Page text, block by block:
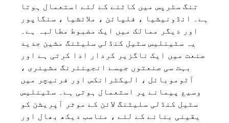
تنگ سٹرپس میں کاٹنے کے لئے استعمال ہوتا
ہے۔ انڈونیشیا ، فلپائن ، ملائشیا ، سنگاپور
اور دیگر ممالک میں ایک مضبوط مطالبہ ہے۔
یہ سٹینلیس سٹیل کنڈلی سلیٹنگ مشین جدید
صنعت میں ایک ناگزیر کردار ادا کرتی ہے اور
بہت سی صنعتوں جیسے انجینئرنگ مشینری ،
آٹوموبائل ، الیکٹرانکس اور فرنیچر میں
وسیع پیمانے پر استعمال ہوتی ہے۔ سٹینلیس
سٹیل کنڈلی سلیٹنگ لائن کے موثر آپریشن کو
یقینی بنانے کے لئے ، مناسب دیکھ بھال اور